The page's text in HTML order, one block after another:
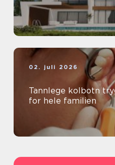
02. juli 2026
Tannlege kolbotn trygg tannbehandling
for hele familien